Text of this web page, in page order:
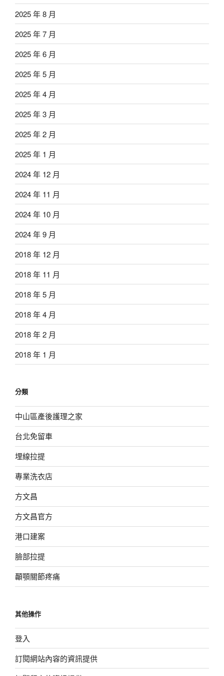
2025 年 8 月
2025 年 7 月
2025 年 6 月
2025 年 5 月
2025 年 4 月
2025 年 3 月
2025 年 2 月
2025 年 1 月
2024 年 12 月
2024 年 11 月
2024 年 10 月
2024 年 9 月
2018 年 12 月
2018 年 11 月
2018 年 5 月
2018 年 4 月
2018 年 2 月
2018 年 1 月
分類
中山區產後護理之家
台北免留車
埋線拉提
專業洗衣店
方文昌
方文昌官方
港口建案
臉部拉提
顳顎關節疼痛
其他操作
登入
訂閱網站內容的資訊提供